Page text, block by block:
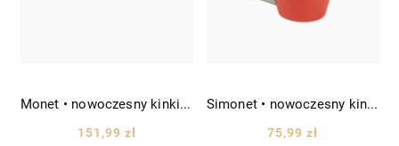
Monet • nowoczesny kinkiet nad łóżko LED pionowy/poziomy wys. 35cm czarny
151,99 zł
Simonet • nowoczesny kinkiet z kloszem w kształcie stożka kol. pomarańczowego
75,99 zł